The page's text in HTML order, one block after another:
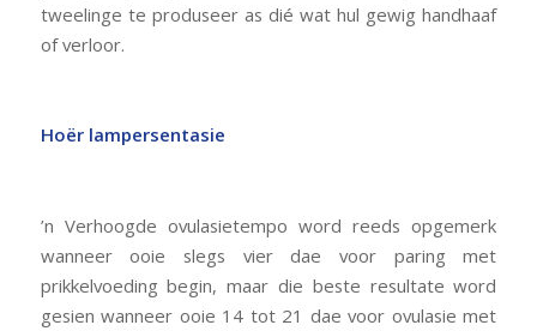
tweelinge te produseer as dié wat hul gewig handhaaf
of verloor.
Hoër lampersentasie
’n Verhoogde ovulasietempo word reeds opgemerk
wanneer ooie slegs vier dae voor paring met
prikkelvoeding begin, maar die beste resultate word
gesien wanneer ooie 14 tot 21 dae voor ovulasie met